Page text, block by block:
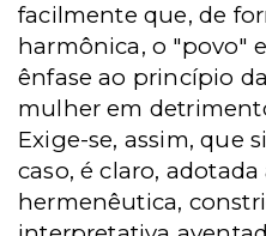
facilmente que, de
harmônica, o "povo"
ênfase ao princípio
mulher em
Exige-se, assim, que
caso, é claro,
hermenêutica,